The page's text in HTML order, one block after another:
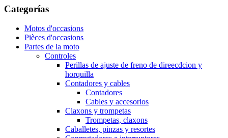
Categorías
Motos d'occasions
Pièces d'occasions
Partes de la moto
Controles
Perillas de ajuste de freno de direecdcion y
horquilla
Contadores y cables
Contadores
Cables y accesorios
Claxons y trompetas
Trompetas, claxons
Caballetes, pinzas y resortes